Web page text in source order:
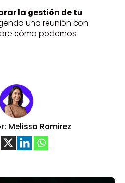
la gestión de tu
una reunión con
cómo podemos
Melissa Ramirez